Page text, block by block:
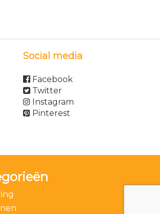
Social media
Facebook
Twitter
Instagram
Pinterest